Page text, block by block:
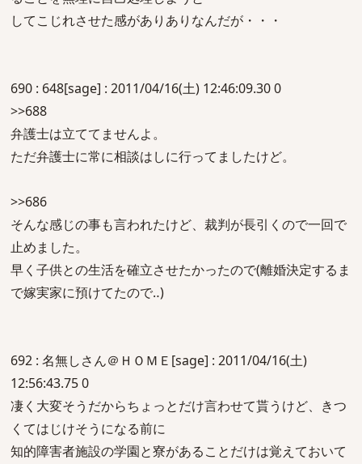
してこじれさせた感がありありなんだが・・・
690 : 648[sage] : 2011/04/16(土) 12:46:09.30 0
>>688
弁護士は立ててませんよ。
ただ弁護士に常に相談はしに行ってましたけど。
>>686
そんな感じの事も言われたけど、裁判が長引くので一回で
止めました。
早く子供との生活を確立させたかったので(離婚決定するま
で嫁実家に預けてたので‥)
692 : 名無しさん＠ＨＯＭＥ[sage] : 2011/04/16(土)
12:56:43.75 0
凄く大変そうだからちょっとだけ言わせて貰うけど、きつ
くてはじけそうになる前に
知的障害者施設の学園と寮があることだけは覚えておいて